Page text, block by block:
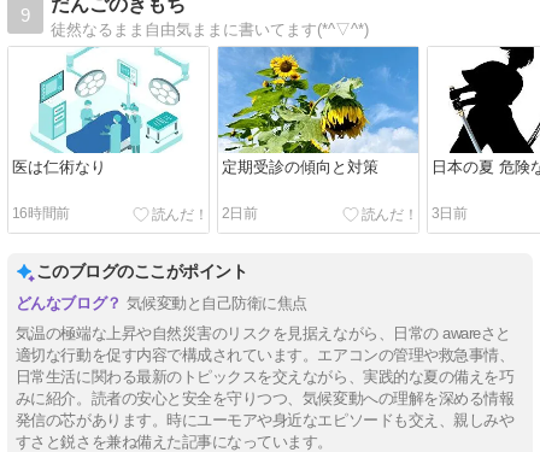
9
徒然なるまま自由気ままに書いてます(*^▽^*)
医は仁術なり
16時間前
定期受診の傾向と対策
2日前
日本の夏 危険
3日前
このブログのここがポイント
気候変動と自己防衛に焦点
気温の極端な上昇や自然災害のリスクを見据えながら、日常の awareさと
適切な行動を促す内容で構成されています。エアコンの管理や救急事情、
日常生活に関わる最新のトピックスを交えながら、実践的な夏の備えを巧
みに紹介。読者の安心と安全を守りつつ、気候変動への理解を深める情報
発信の芯があります。時にユーモアや身近なエピソードも交え、親しみや
すさと鋭さを兼ね備えた記事になっています。